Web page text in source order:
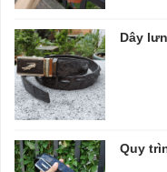
Dây
Quy